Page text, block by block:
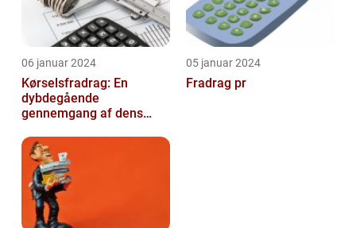
06 januar 2024
Kørselsfradrag: En
dybdegående
gennemgang af dens
over tid
05 januar 2024
Fradrag pr